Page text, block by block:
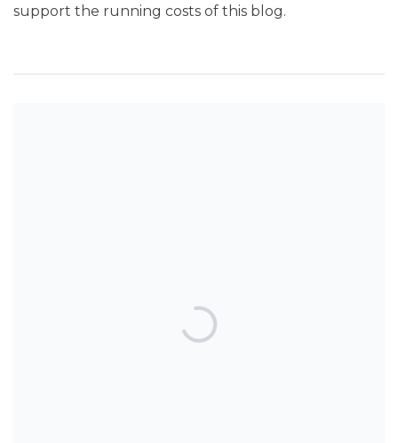
support the running costs of this blog.
Can AI really be used for orthodontic